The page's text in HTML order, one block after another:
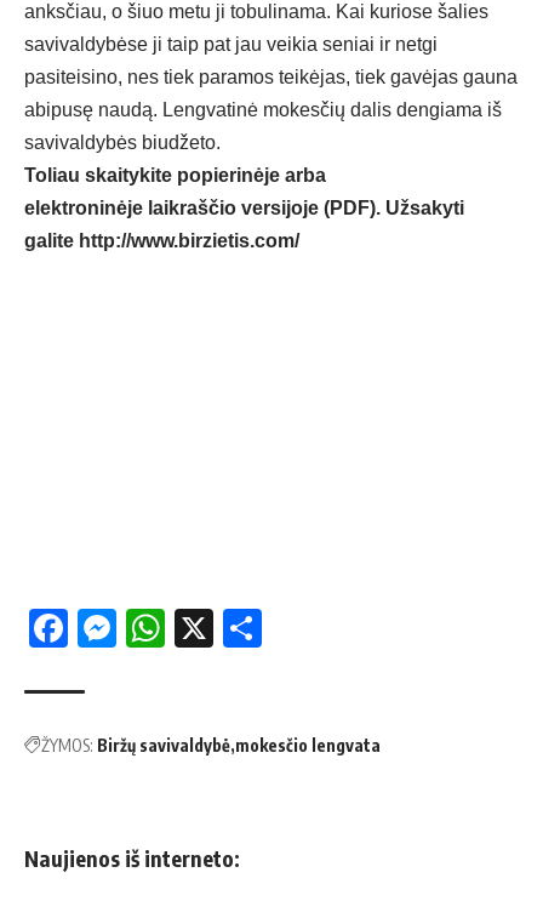
anksčiau, o šiuo metu ji tobulinama. Kai kuriose šalies
savivaldybėse ji taip pat jau veikia seniai ir netgi
pasiteisino, nes tiek paramos teikėjas, tiek gavėjas gauna
abipusę naudą. Lengvatinė mokesčių dalis dengiama iš
savivaldybės biudžeto.
Toliau skaitykite popierinėje arba
elektroninėje laikraščio versijoje (PDF). Užsakyti
galite http://www.birzietis.com/
Facebook
Messenger
WhatsApp
X
ŽYMOS: Biržų savivaldybė mokesčio lengvata
Naujienos iš interneto: